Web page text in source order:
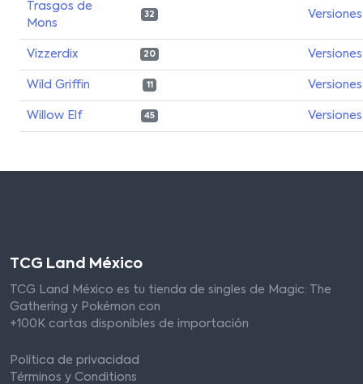
Trasgos de
Mons
32 Versiones
Vizzerdix 20 Versiones
Wild Griffin 11 Versiones
Willow Elf 45 Versiones
TCG Land México
TCG Land México es tu tienda de singles de Magic: The
Gathering y Pokémon con
+100K cartas disponibles de importación
Política de privacidad
Términos y Conditions